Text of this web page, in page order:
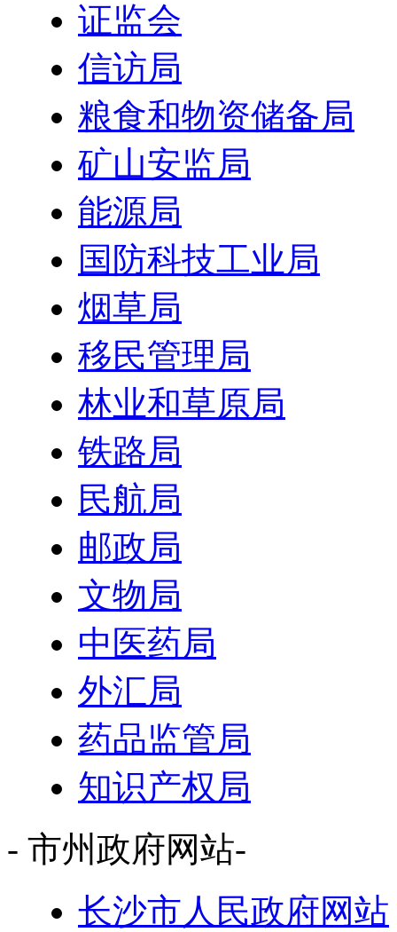
证监会
信访局
粮食和物资储备局
矿山安监局
能源局
国防科技工业局
烟草局
移民管理局
林业和草原局
铁路局
民航局
邮政局
文物局
中医药局
外汇局
药品监管局
知识产权局
- 市州政府网站-
长沙市人民政府网站